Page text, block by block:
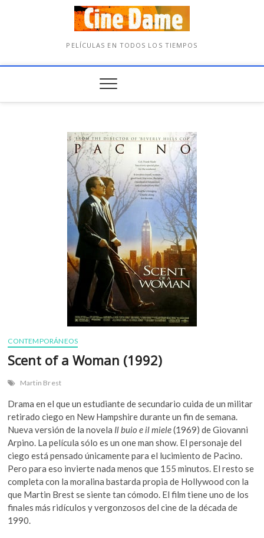
PELÍCULAS EN TODOS LOS TIEMPOS
CONTEMPORÁNEOS
Scent of a Woman (1992)
Martin Brest
Drama en el que un estudiante de secundario cuida de un militar
retirado ciego en New Hampshire durante un fin de semana.
Nueva versión de la novela Il buio e il miele(1969) de Giovanni
Arpino. La película sólo es un one man show. El personaje del
ciego está pensado únicamente para el lucimiento de Pacino.
Pero para eso invierte nada menos que 155 minutos. El resto se
completa con la moralina bastarda propia de Hollywood con la
que Martin Brest se siente tan cómodo. El film tiene uno de los
finales más ridículos y vergonzosos del cine de la década de
1990.